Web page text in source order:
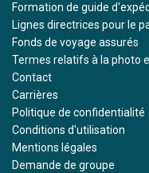
Formation de guide
Lignes directrices pour le
Fonds de voyage assurés
Termes relatifs à la photo
Contact
Carrières
Politique de confidentialité
Conditions d'utilisation
Mentions légales
Demande de groupe